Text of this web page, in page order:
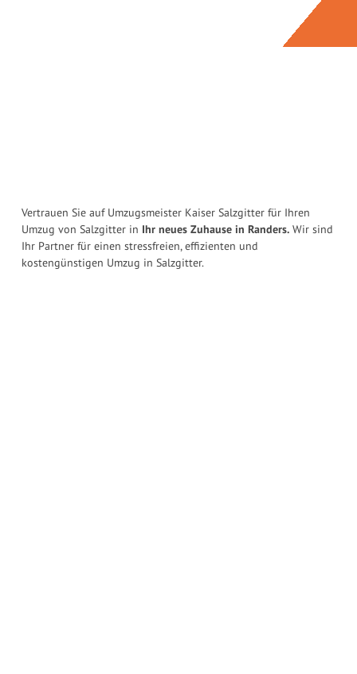
Vertrauen Sie auf Umzugsmeister Kaiser Salzgitter für Ihren
Umzug von Salzgitter in Ihr neues Zuhause in Randers. Wir sind
Ihr Partner für einen stressfreien, effizienten und
kostengünstigen Umzug in Salzgitter.